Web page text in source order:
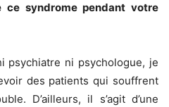
ce syndrome pendant votre
psychiatre ni psychologue, je
des patients qui souffrent
D’ailleurs, il s’agit d’une